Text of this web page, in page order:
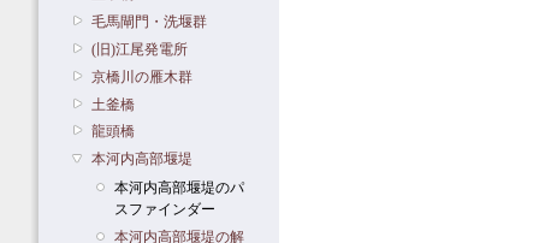
毛馬閘門・洗堰群
(旧)江尾発電所
京橋川の雁木群
土釜橋
龍頭橋
本河内高部堰堤
本河内高部堰堤のパ
スファインダー
本河内高部堰堤の解